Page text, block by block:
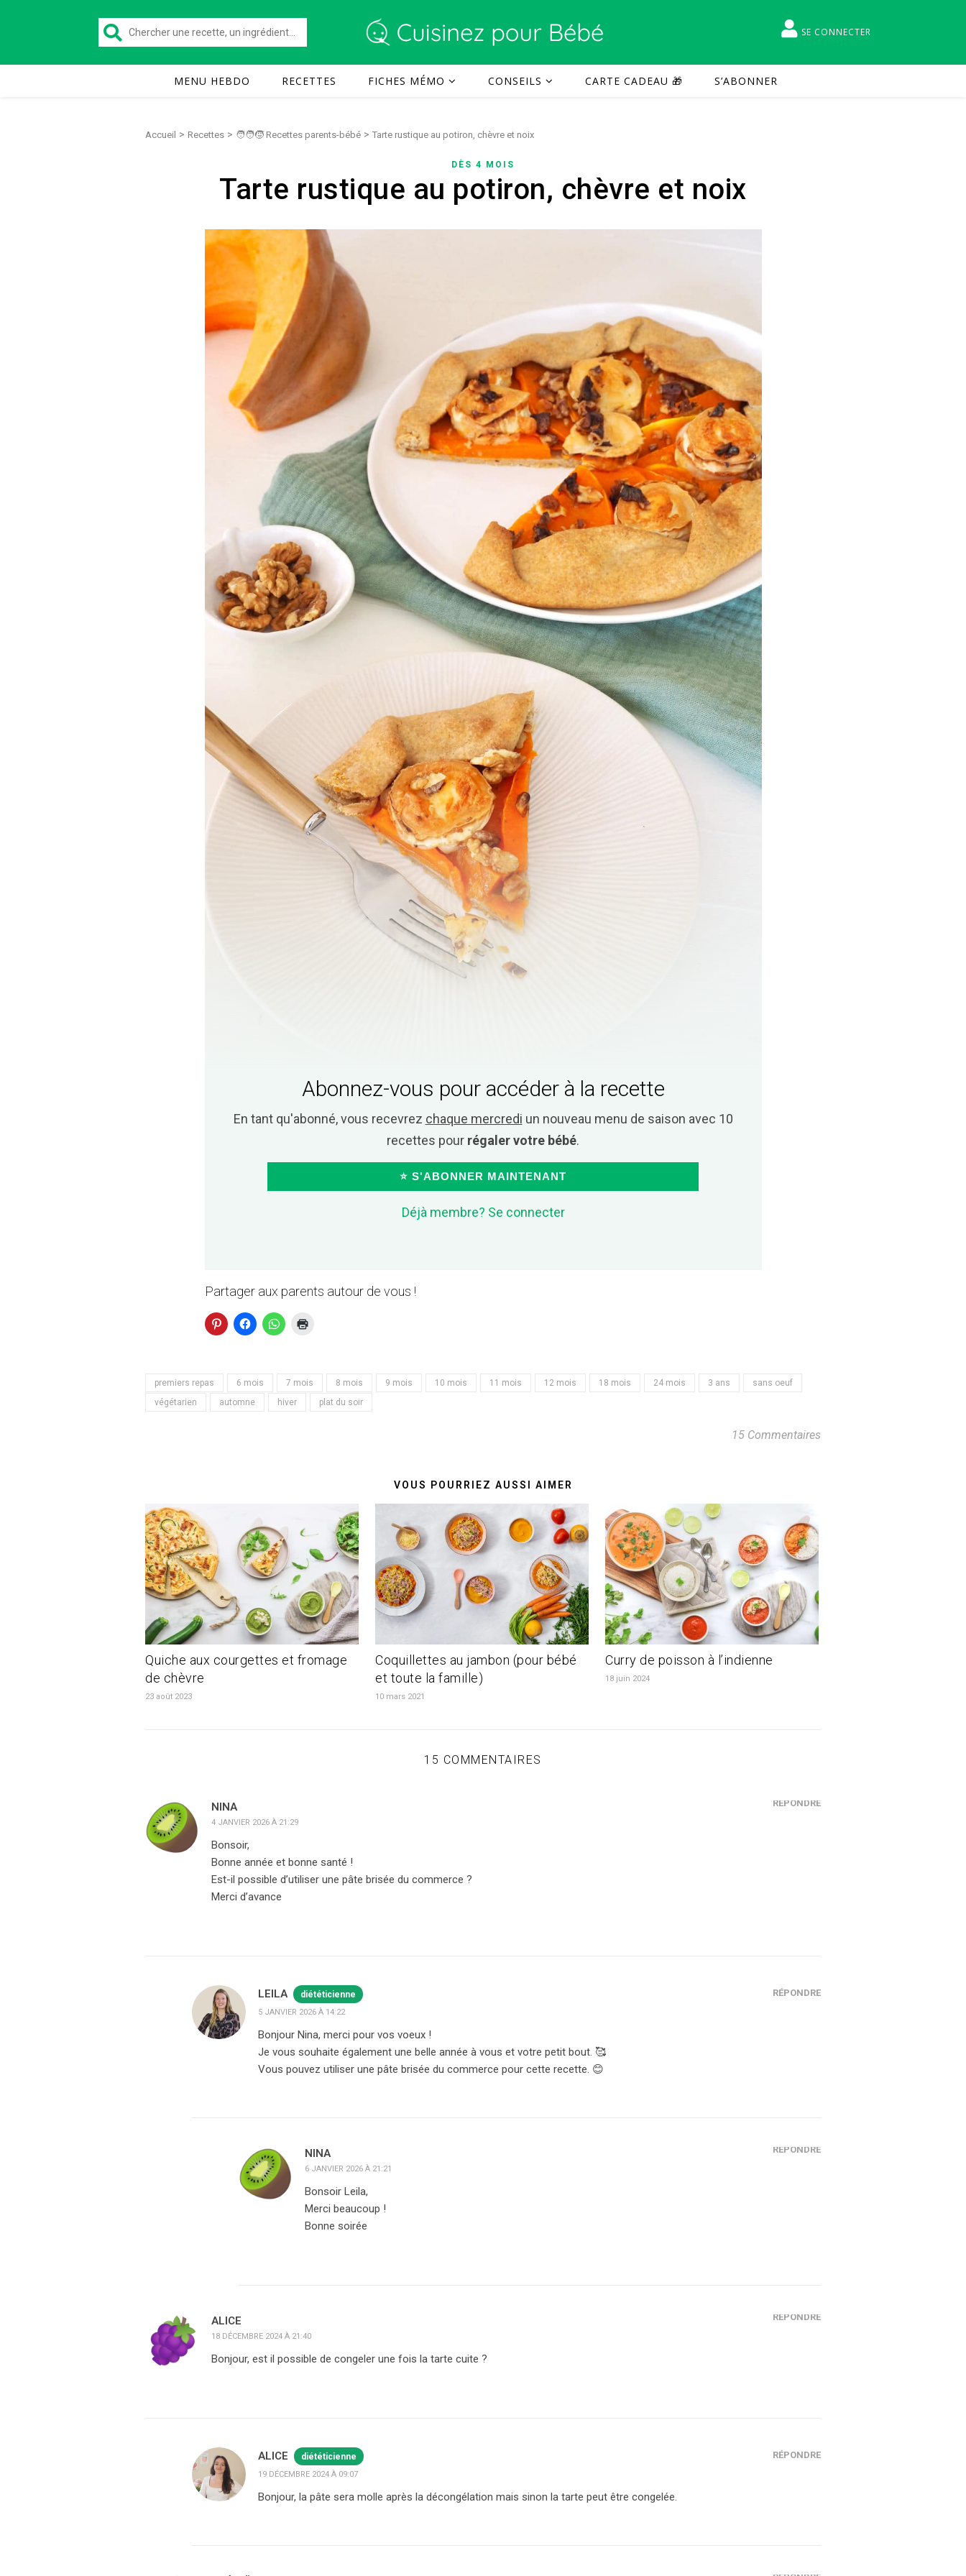
SE CONNECTER
MENU HEBDO RECETTES FICHES MÉMO CONSEILS CARTE CADEAU 🎁 S’ABONNER
Accueil > Recettes > 🧑‍🧑‍🧒 Recettes parents-bébé > Tarte rustique au potiron, chèvre et noix
DÈS 4 MOIS
Tarte rustique au potiron, chèvre et noix
Abonnez-vous pour accéder à la recette
En tant qu'abonné, vous recevrez chaque mercredi un nouveau menu de saison avec 10
recettes pour régaler votre bébé.
⭐ S'ABONNER MAINTENANT
Déjà membre? Se connecter
Partager aux parents autour de vous !
premiers repas 6 mois 7 mois 8 mois 9 mois 10 mois 11 mois 12 mois 18 mois 24 mois 3 ans
sans oeuf
végétarien
automne hiver plat du soir
15 Commentaires
VOUS POURRIEZ AUSSI AIMER
Quiche aux courgettes et fromage
de chèvre
23 août 2023
Coquillettes au jambon (pour bébé
et toute la famille)
10 mars 2021
Curry de poisson à l’indienne
18 juin 2024
15 COMMENTAIRES
NINA
4 JANVIER 2026 À 21:29
RÉPONDRE
Bonsoir,
Bonne année et bonne santé !
Est-il possible d’utiliser une pâte brisée du commerce ?
Merci d’avance
LEILA diététicienne
5 JANVIER 2026 À 14:22
RÉPONDRE
Bonjour Nina, merci pour vos voeux !
Je vous souhaite également une belle année à vous et votre petit bout. 🥰
Vous pouvez utiliser une pâte brisée du commerce pour cette recette. 😊
NINA
6 JANVIER 2026 À 21:21
RÉPONDRE
Bonsoir Leila,
Merci beaucoup !
Bonne soirée
ALICE
18 DÉCEMBRE 2024 À 21:40
RÉPONDRE
Bonjour, est il possible de congeler une fois la tarte cuite ?
ALICE diététicienne
19 DÉCEMBRE 2024 À 09:07
RÉPONDRE
Bonjour, la pâte sera molle après la décongélation mais sinon la tarte peut être congelée.